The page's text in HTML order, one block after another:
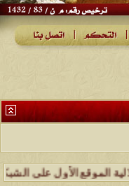
على الشبكة